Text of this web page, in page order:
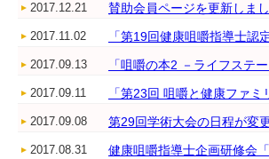
2017.12.21 賛助会員ページを更新しまし
2017.11.02 「第19回健康咀嚼指導士認
2017.09.13 「咀嚼の本2 －ライフステ
2017.09.11 「第23回 咀嚼と健康ファ
2017.09.08 第29回学術大会の日程が変
2017.08.31
健康咀嚼指導士企画研修会